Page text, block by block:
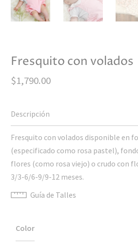
Fresquito con volados
$1,790.00
Fresquito con volados disponible en
(especificado como rosa pastel),
flores (como rosa viejo) o crudo con
3/3-6/6-9/9-12 meses.
Guía de Talles
Color